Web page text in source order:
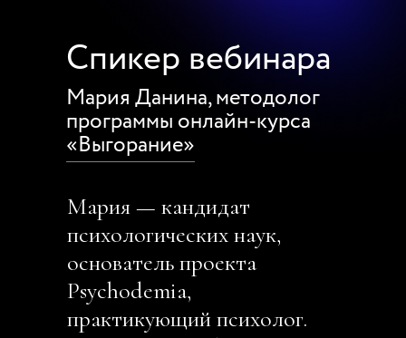
Мария Данина, методолог
программы онлайн-курса
«Выгорание»
Спикер вебинара
Мария — кандидат
психологических наук,
основатель проекта
Psychodemia,
практикующий психолог.